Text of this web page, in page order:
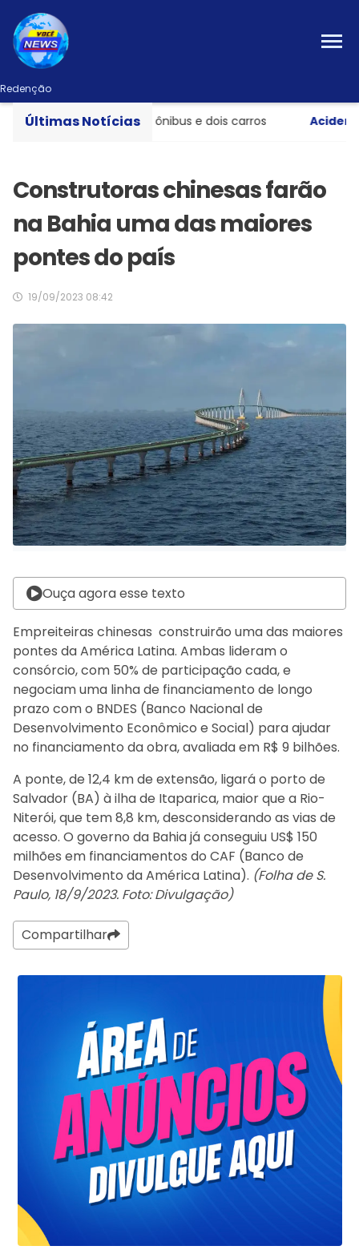
Redenção
Últimas Notícias
entre caminhão, ônibus e dois carros Acidente
Construtoras chinesas farão
na Bahia uma das maiores
pontes do país
19/09/2023 08:42
Ouça agora esse texto
Empreiteiras chinesas construirão uma das maiores
pontes da América Latina. Ambas lideram o
consórcio, com 50% de participação cada, e
negociam uma linha de financiamento de longo
prazo com o BNDES (Banco Nacional de
Desenvolvimento Econômico e Social) para ajudar
no financiamento da obra, avaliada em R$ 9 bilhões.
A ponte, de 12,4 km de extensão, ligará o porto de
Salvador (BA) à ilha de Itaparica, maior que a Rio-
Niterói, que tem 8,8 km, desconsiderando as vias de
acesso. O governo da Bahia já conseguiu US$ 150
milhões em financiamentos do CAF (Banco de
Desenvolvimento da América Latina). (Folha de S.
Paulo, 18/9/2023. Foto: Divulgação)
Compartilhar